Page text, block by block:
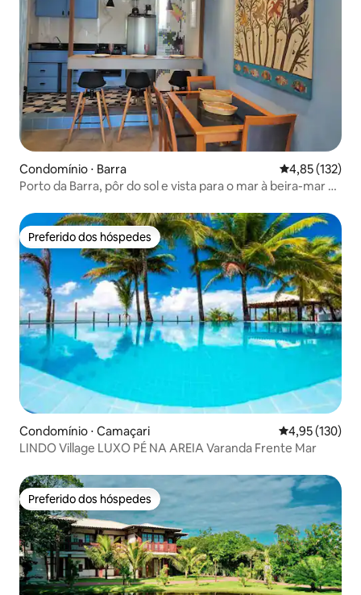
Condomínio ⋅ Barra 4,85 de uma
4,85 (132)
Porto da Barra, pôr do sol e vista para o mar à beira-mar 3
Preferido dos hóspedes
Preferido dos hóspedes
Condomínio ⋅ Camaçari 4,95 de uma
4,95 (130)
LINDO Village LUXO PÉ NA AREIA Varanda Frente Mar
Preferido dos hóspedes
Preferido dos hóspedes